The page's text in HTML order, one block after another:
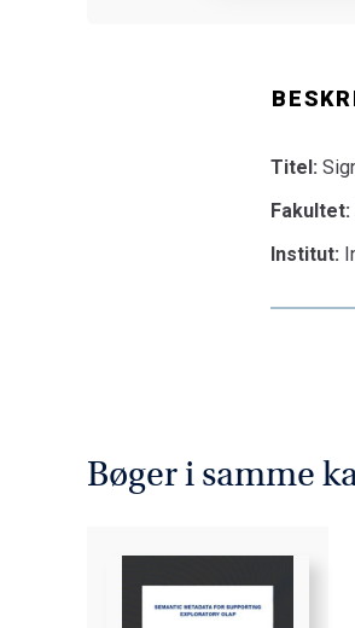
Titel:
Fakultet:
Institut:
Bøger i samme